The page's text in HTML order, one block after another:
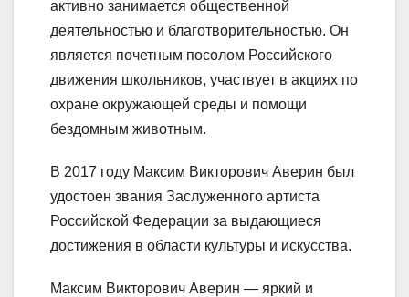
активно занимается общественной
деятельностью и благотворительностью. Он
является почетным посолом Российского
движения школьников, участвует в акциях по
охране окружающей среды и помощи
бездомным животным.
В 2017 году Максим Викторович Аверин был
удостоен звания Заслуженного артиста
Российской Федерации за выдающиеся
достижения в области культуры и искусства.
Максим Викторович Аверин — яркий и